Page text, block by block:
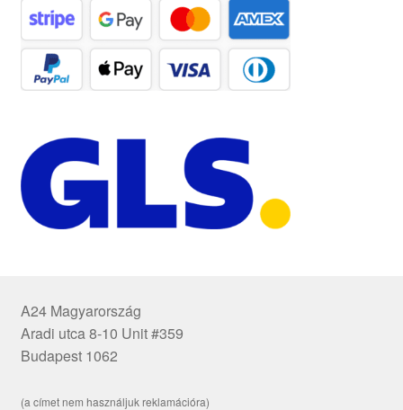
A24 Magyarország
Aradi utca 8-10 Unit #359
Budapest 1062
(a címet nem használjuk reklamációra)